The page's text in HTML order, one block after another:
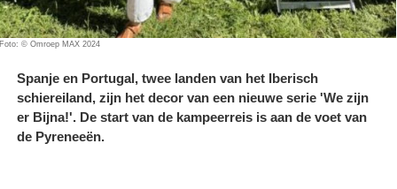
Foto: © Omroep MAX 2024
Spanje en Portugal, twee landen van het Iberisch
schiereiland, zijn het decor van een nieuwe serie 'We zijn
er Bijna!'. De start van de kampeerreis is aan de voet van
de Pyreneeën.